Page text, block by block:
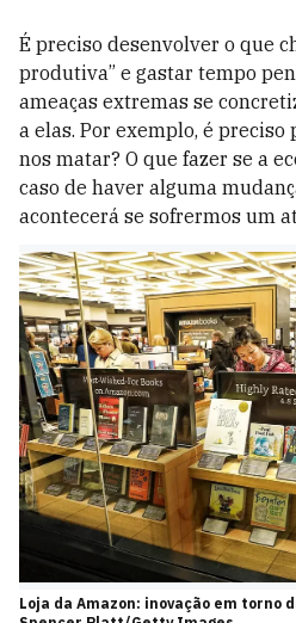
É preciso desenvolver o que
produtiva” e gastar tempo
ameaças extremas se
a elas. Por exemplo, é
nos matar? O que fazer se a
caso de haver alguma
acontecerá se sofrermos um
Loja da Amazon: inovação em torno